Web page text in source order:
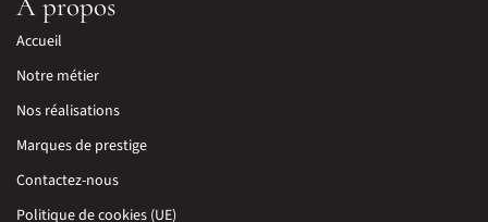
Accueil
Notre métier
Nos réalisations
Marques de prestige
Contactez-nous
Politique de cookies (UE)